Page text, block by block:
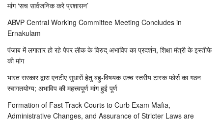
मांग ‘सच सार्वजनिक करे प्रशासन’
ABVP Central Working Committee Meeting Concludes in
Ernakulam
पंजाब में लगातार हो रहे पेपर लीक के विरुद् अभाविप का प्रदर्शन, शिक्षा मंत्री के इस्तीफे
की मांग
भारत सरकार द्वारा एनटीए सुधारों हेतु बहु-विषयक उच्च स्तरीय टास्क फोर्स का गठन
स्वागतयोग्य; अभाविप की महत्त्वपूर्ण मांग हुई पूर्ण
Formation of Fast Track Courts to Curb Exam Mafia,
Administrative Changes, and Assurance of Stricter Laws are